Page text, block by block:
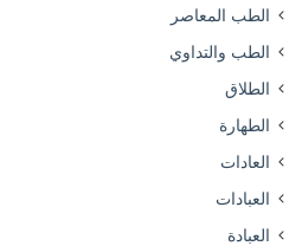
الطب المعاصر
الطب والتداوي
الطلاق
الطهارة
العادات
العبادات
العبادة